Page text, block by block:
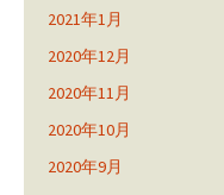
2021年1月
2020年12月
2020年11月
2020年10月
2020年9月